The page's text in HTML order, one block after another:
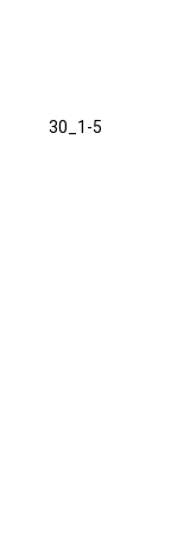
30_1-5